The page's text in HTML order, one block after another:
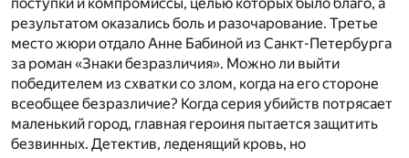
поступки и компромиссы, целью которых было благо, а
результатом оказались боль и разочарование. Третье
место жюри отдало Анне Бабиной из Санкт-Петербурга
за роман «Знаки безразличия». Можно ли выйти
победителем из схватки со злом, когда на его стороне
всеобщее безразличие? Когда серия убийств потрясает
маленький город, главная героиня пытается защитить
безвинных. Детектив, леденящий кровь, но